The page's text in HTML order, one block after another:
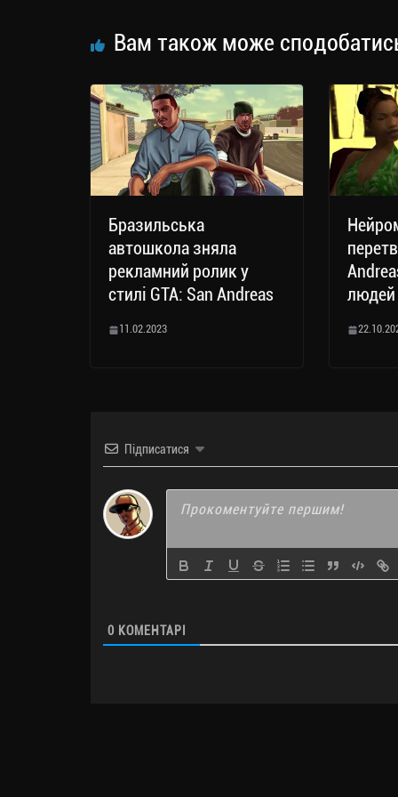
Вам також може
Бразильська
автошкола зняла
рекламний ролик у
стилі GTA: San Andreas
11.02.2023
людей
Підписатися
0 КОМЕНТАРІ